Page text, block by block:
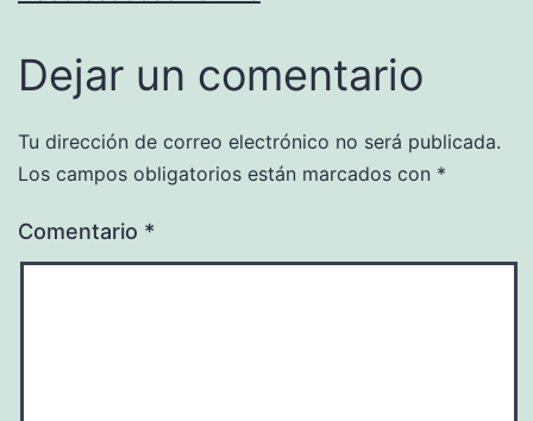
Dejar un comentario
Tu dirección de correo electrónico no será publicada.
Los campos obligatorios están marcados con *
Comentario *